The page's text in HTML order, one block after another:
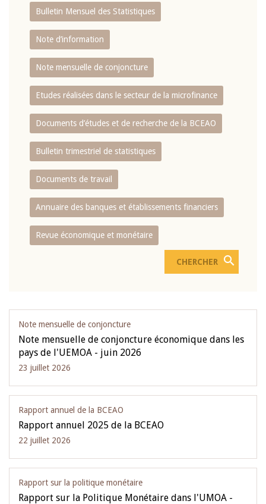
Bulletin Mensuel des Statistiques
Note d’information
Note mensuelle de conjoncture
Etudes réalisées dans le secteur de la microfinance
Documents d’études et de recherche de la BCEAO
Bulletin trimestriel de statistiques
Documents de travail
Annuaire des banques et établissements financiers
Revue économique et monétaire
Note mensuelle de conjoncture
Note mensuelle de conjoncture économique dans les
pays de l'UEMOA - juin 2026
23 juillet 2026
Rapport annuel de la BCEAO
Rapport annuel 2025 de la BCEAO
22 juillet 2026
Rapport sur la politique monétaire
Rapport sur la Politique Monétaire dans l'UMOA -